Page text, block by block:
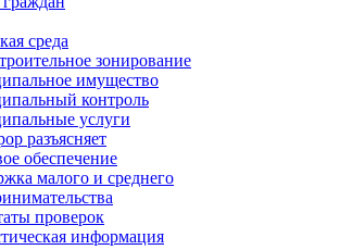
среда
зонирование
имущество
контроль
услуги
разъясняет
обеспечение
малого и среднего
проверок
информация